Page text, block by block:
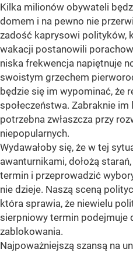
Kilka milionów obywateli
domem i na pewno nie
zadość kaprysowi polityków,
wakacji postanowili
niska frekwencja napiętnuje
swoistym grzechem
będzie się im wypominać, że
społeczeństwa. Zabraknie
potrzebna zwłaszcza przy
niepopularnych.
Wydawałoby się, że w tej
awanturnikami, dołożą
termin i przeprowadzić
nie dzieje. Naszą sceną
która sprawia, że niewielu
sierpniowy termin podejmuje
zablokowania.
Najpoważniejszą szansą na